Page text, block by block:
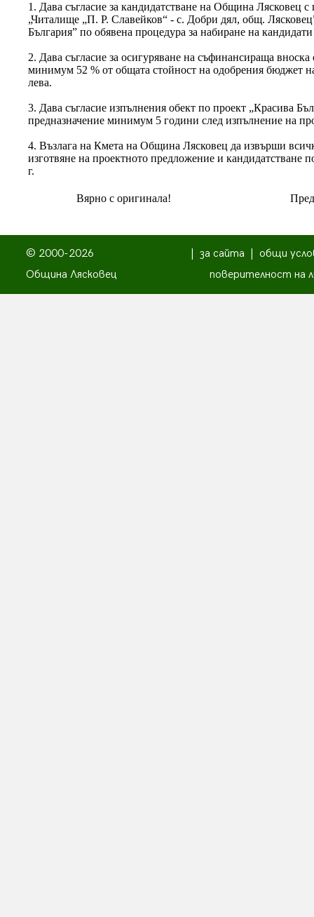
1. Дава съгласие за кандидатстване на Община Лясковец
„Читалище „П. Р. Славейков“ - с. Добри дял, общ.
България” по обявена процедура за набиране на
2. Дава съгласие за осигуряване на съфинансираща
минимум 52 % от общата стойност на одобрения бюджет
лева.
3. Дава съгласие изпълнения обект по проект „Красива
предназначение минимум 5 години след изпълнение на
4. Възлага на Кмета на Община Лясковец да извърши
изготвяне на проектното предложение и кандидатстване
г.
Вярно с оригинала!
© 2000-2026
Община Лясковец
за сайта
общи
поверителност на